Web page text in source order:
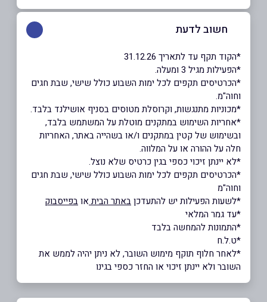
חשוב לדעת
*הקוד תקף עד לתאריך 31.12.26
*הפעילות מגיל 3 ומעלה.
*הכרטיסים תקפים לכל ימות השבוע כולל שישי, שבת חגים
וחוה"מ.
*מכוניות מתנגשות, וקרוסלת מטוסים בסניף אושילנד בלבד.
*אחריות השימוש במתקנים מוטלת על המשתמש בלבד,
ובשימוש של קטין במתקנים ו/או בשהייה באתר, האחריות
חלה על ההורה או על המלווה.
*לא יינתן זיכוי כספי בגין כרטיס שלא נוצל.
*הכרטיסים תקפים לכל ימות השבוע כולל שישי, שבת חגים
וחוה"מ
*לשעות הפעילות יש להתעדכןבאתר הבית אובפייסבוק
*עד גמר המלאי
*התמונות להמחשה בלבד
*ט.ל.ח
*לאחר חלוף תוקף מימוש השובר, לא ניתן יהיה לממש את
השובר ולא יינתן זיכוי או החזר כספי בגינו